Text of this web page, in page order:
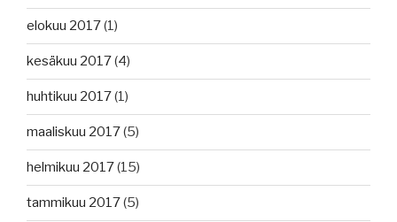
elokuu 2017(1)
kesäkuu 2017(4)
huhtikuu 2017(1)
maaliskuu 2017(5)
helmikuu 2017(15)
tammikuu 2017(5)